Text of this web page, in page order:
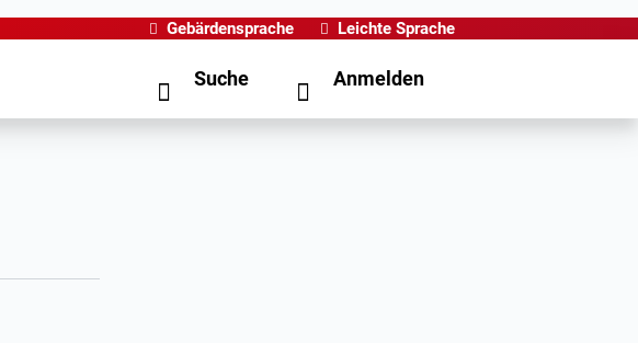
Gebärdensprache Leichte Sprache
Suche Anmelden